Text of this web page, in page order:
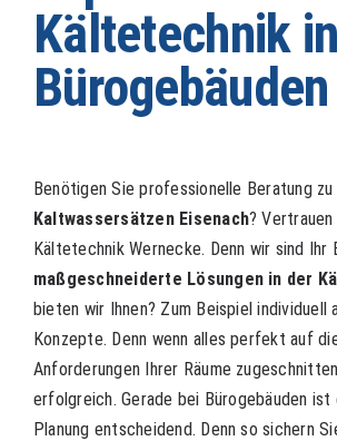
Kältetechnik in
Bürogebäuden
Benötigen Sie professionelle Beratung zu
Kaltwassersätzen Eisenach?
Kältetechnik Wernecke. Denn wir sind Ihr
maßgeschneiderte Lösungen in der
bieten wir Ihnen? Zum Beispiel individuell
Konzepte. Denn wenn alles perfekt auf
Anforderungen Ihrer Räume
erfolgreich. Gerade bei Bürogebäuden ist
Planung entscheidend. Denn so sichern